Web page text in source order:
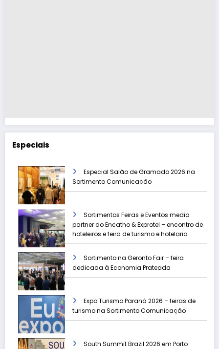
Especiais
Especial Salão de Gramado 2026 na
Sortimento Comunicação
Sortimentos Feiras e Eventos media
partner do Encatho & Exprotel – encontro de
hoteleiros e feira de turismo e hotelaria
Sortimento na Geronto Fair – feira
dedicada à Economia Prateada
Expo Turismo Paraná 2026 – feiras de
turismo na Sortimento Comunicação
South Summit Brazil 2026 em Porto